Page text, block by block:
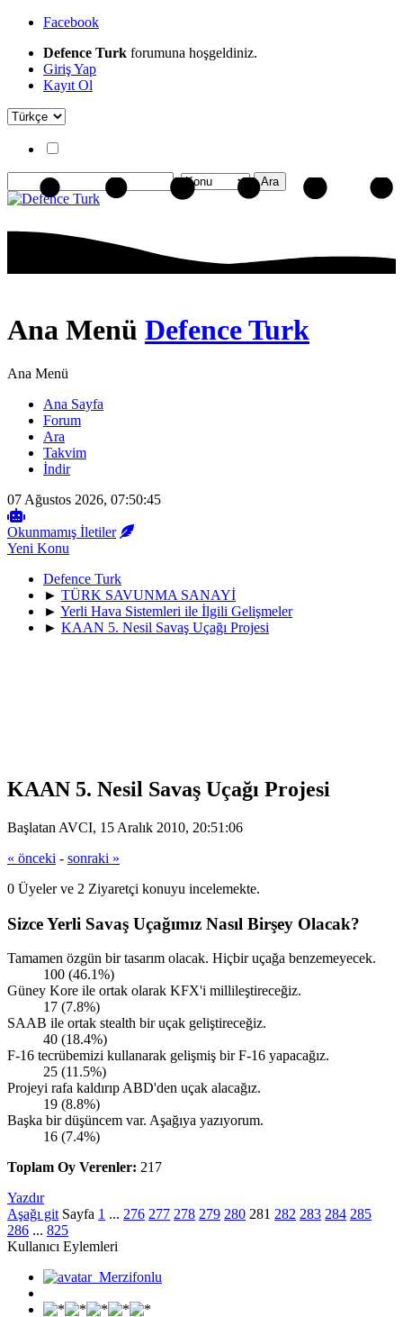
Facebook
Defence Turk forumuna hoşgeldiniz.
Giriş Yap
Kayıt Ol
Ana Menü Defence Turk
Ana Menü
Ana Sayfa
Forum
Ara
Takvim
İndir
07 Ağustos 2026, 07:50:45
Okunmamış İletiler
Yeni Konu
Defence Turk
► TÜRK SAVUNMA SANAYİ
► Yerli Hava Sistemleri ile İlgili Gelişmeler
► KAAN 5. Nesil Savaş Uçağı Projesi
KAAN 5. Nesil Savaş Uçağı Projesi
Başlatan AVCI, 15 Aralık 2010, 20:51:06
« önceki - sonraki »
0 Üyeler ve 2 Ziyaretçi konuyu incelemekte.
Sizce Yerli Savaş Uçağımız Nasıl Birşey Olacak?
Tamamen özgün bir tasarım olacak. Hiçbir uçağa benzemeyecek.
100 (46.1%)
Güney Kore ile ortak olarak KFX'i millileştireceğiz.
17 (7.8%)
SAAB ile ortak stealth bir uçak geliştireceğiz.
40 (18.4%)
F-16 tecrübemizi kullanarak gelişmiş bir F-16 yapacağız.
25 (11.5%)
Projeyi rafa kaldırıp ABD'den uçak alacağız.
19 (8.8%)
Başka bir düşüncem var. Aşağıya yazıyorum.
16 (7.4%)
Toplam Oy Verenler: 217
Yazdır
Aşağı git Sayfa 1 ... 276 277 278 279 280 281 282 283 284 285
286 ... 825
Kullanıcı Eylemleri